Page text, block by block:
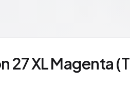
27 XL Magenta (T